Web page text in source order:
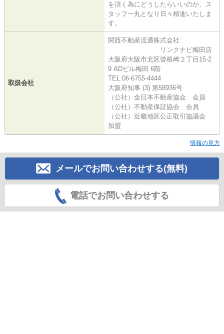
を頂く為にどうしたらいいのか、ス
タッフ一丸となり日々精進いたしま
す。
取扱会社
関西不動産流通株式会社
リンクナビ梅田店
大阪府大阪市北区曾根崎２丁目15-2
9 ADビル梅田 6階
TEL:06-6755-4444
大阪府知事 (3) 第58936号
（公社）全日本不動産協会 会員
（公社）不動産保証協会 会員
（公社）近畿地区公正取引協議会
加盟
情報の見方
メールでお問い合わせする(無料)
電話でお問い合わせする